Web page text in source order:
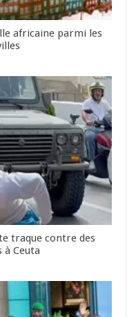
africaine parmi les
traque contre des
Ceuta